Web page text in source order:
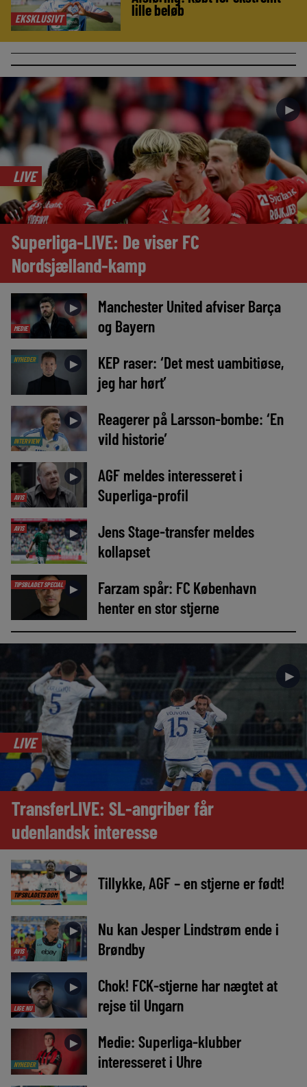
EKSKLUSIVT lille beløb
►
LIVE
Superliga-LIVE: De viser FC
Nordsjælland-kamp
MEDIE
►
Manchester United afviser Barça
og Bayern
NYHEDER ►
KEP raser: ‘Det mest uambitiøse,
jeg har hørt’
INTERVIEW
►
Reagerer på Larsson-bombe: ‘En
vild historie’
AVIS
►
AGF meldes interesseret i
Superliga-profil
AVIS ►
Jens Stage-transfer meldes
kollapset
TIPSBLADET SPECIAL ►
Farzam spår: FC København
henter en stor stjerne
►
LIVE
TransferLIVE: SL-angriber får
udenlandsk interesse
TIPSBLADETS DOM
► Tillykke, AGF – en stjerne er født!
AVIS
►
Nu kan Jesper Lindstrøm ende i
Brøndby
LIGE NU
►
Chok! FCK-stjerne har nægtet at
rejse til Ungarn
NYHEDER
►
Medie: Superliga-klubber
interesseret i Uhre